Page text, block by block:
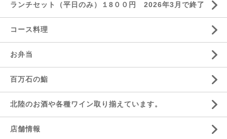
ランチセット（平日のみ）１8００円 2026年3月で終了
コース料理
お弁当
百万石の鮨
北陸のお酒や各種ワイン取り揃えています。
店舗情報